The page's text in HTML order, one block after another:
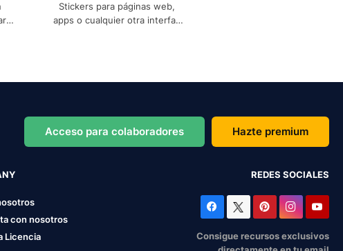
Stickers para páginas web,
apps o cualquier otra interfaz
Acceso para colaboradores Hazte premium
con nosotros
Licencia
REDES SOCIALES
Consigue recursos exclusivos